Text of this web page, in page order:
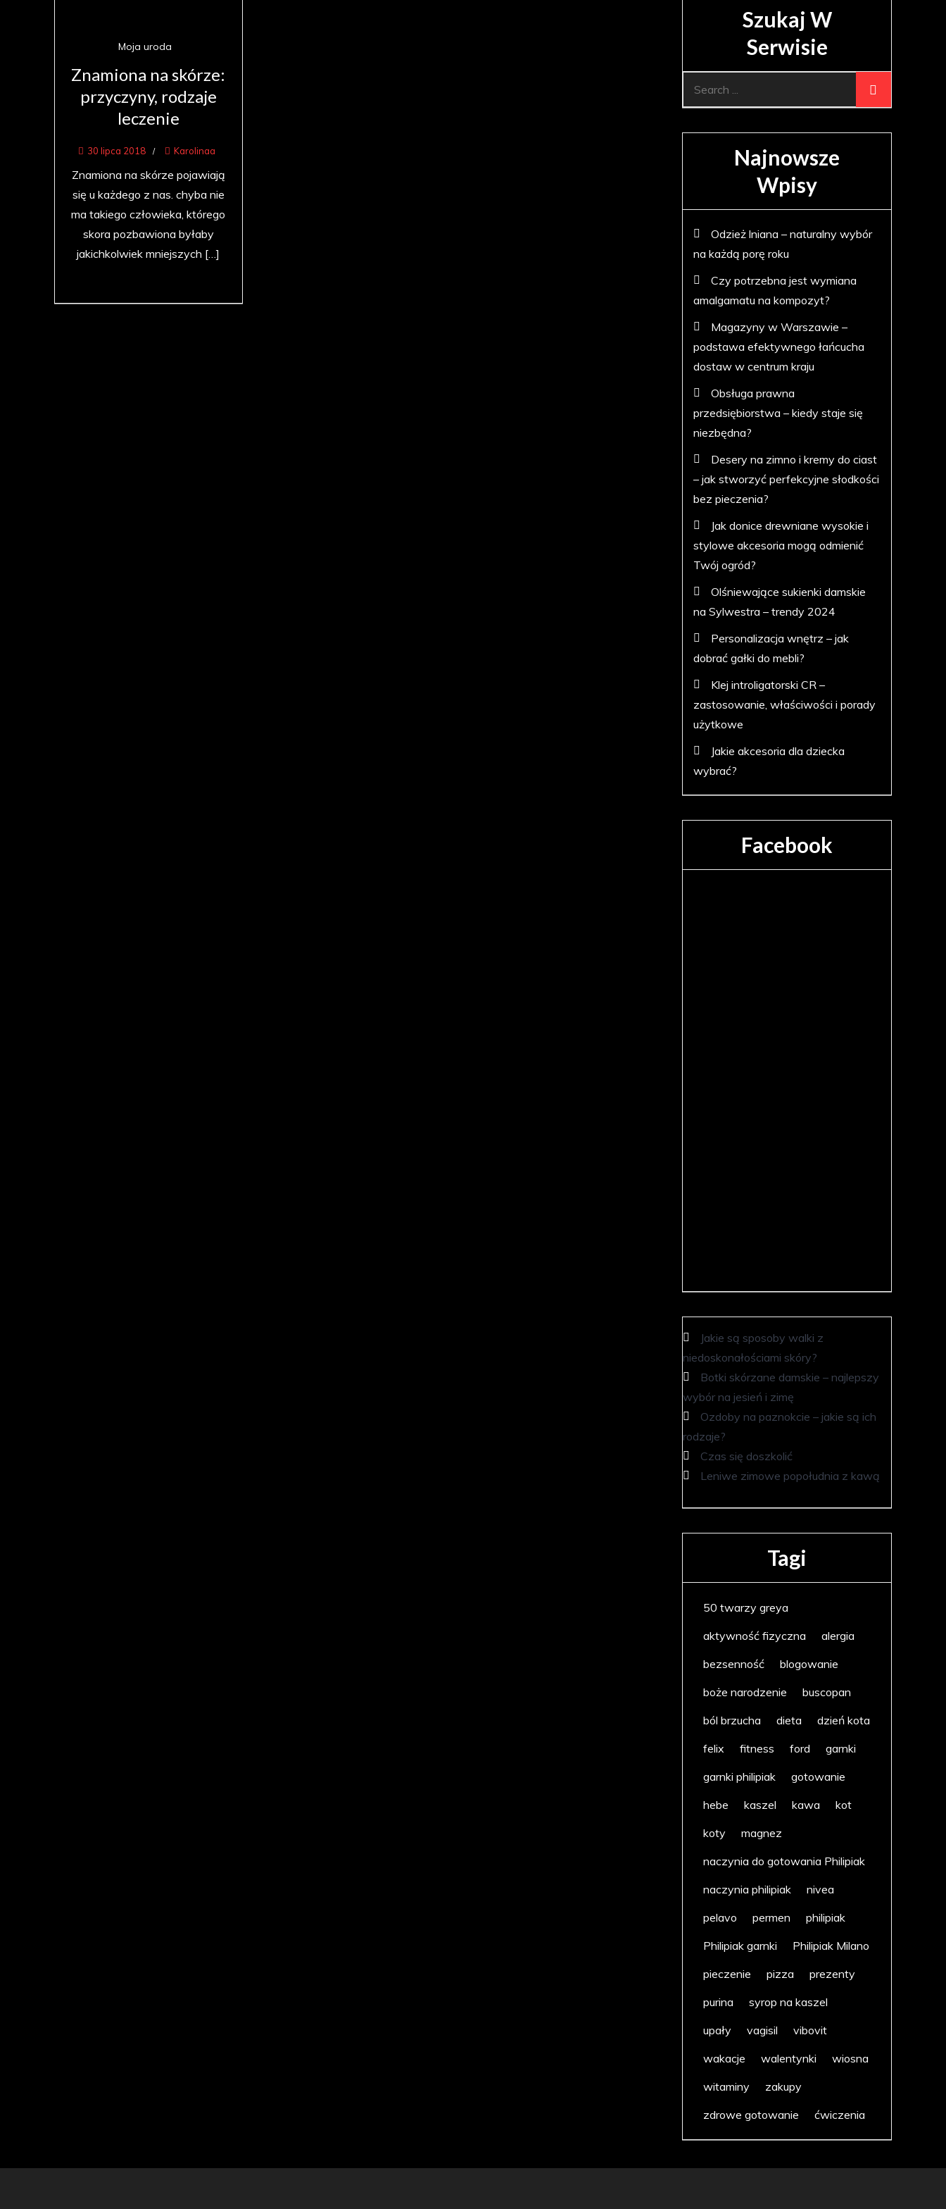
Moja uroda
Znamiona na skórze:
przyczyny, rodzaje
leczenie
30 lipca 2018 Karolinaa
Znamiona na skórze pojawiają
się u każdego z nas. chyba nie
ma takiego człowieka, którego
skora pozbawiona byłaby
jakichkolwiek mniejszych […]
Szukaj W
Serwisie
Najnowsze
Wpisy
Odzież lniana – naturalny wybór
na każdą porę roku
Czy potrzebna jest wymiana
amalgamatu na kompozyt?
Magazyny w Warszawie –
podstawa efektywnego łańcucha
dostaw w centrum kraju
Obsługa prawna
przedsiębiorstwa – kiedy staje się
niezbędna?
Desery na zimno i kremy do ciast
– jak stworzyć perfekcyjne słodkości
bez pieczenia?
Jak donice drewniane wysokie i
stylowe akcesoria mogą odmienić
Twój ogród?
Olśniewające sukienki damskie
na Sylwestra – trendy 2024
Personalizacja wnętrz – jak
dobrać gałki do mebli?
Klej introligatorski CR –
zastosowanie, właściwości i porady
użytkowe
Jakie akcesoria dla dziecka
wybrać?
Facebook
Jakie są sposoby walki z
niedoskonałościami skóry?
Botki skórzane damskie – najlepszy
wybór na jesień i zimę
Ozdoby na paznokcie – jakie są ich
rodzaje?
Czas się doszkolić
Leniwe zimowe popołudnia z kawą
Tagi
50 twarzy greya
aktywność fizyczna
alergia
bezsenność
blogowanie
boże narodzenie
buscopan
ból brzucha
dieta
dzień kota
felix
fitness ford
garnki
garnki philipiak
gotowanie
hebe
kaszel kawa
kot
koty
magnez
naczynia do gotowania Philipiak
naczynia philipiak
nivea
pelavo
permen
philipiak
Philipiak garnki
Philipiak Milano
pieczenie
pizza
prezenty
purina
syrop na kaszel
upały
vagisil
vibovit
wakacje
walentynki
wiosna
witaminy
zakupy
zdrowe gotowanie
ćwiczenia